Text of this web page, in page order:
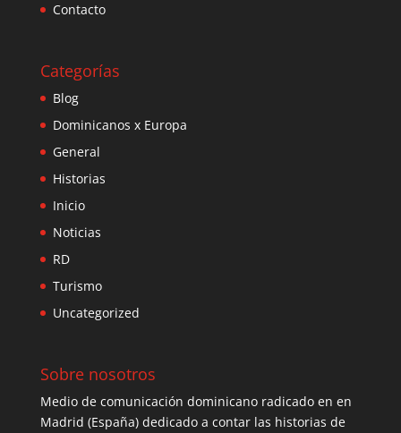
Contacto
Categorías
Blog
Dominicanos x Europa
General
Historias
Inicio
Noticias
RD
Turismo
Uncategorized
Sobre nosotros
Medio de comunicación dominicano radicado en en
Madrid (España) dedicado a contar las historias de